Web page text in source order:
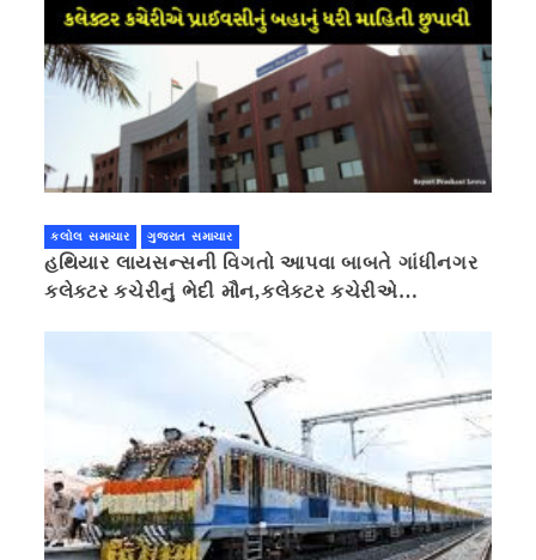
કલોલ સમાચાર ગુજરાત સમાચાર
હથિયાર લાયસન્સની વિગતો આપવા બાબતે ગાંધીનગર
કલેક્ટર કચેરીનું ભેદી મૌન,કલેક્ટર કચેરીએ